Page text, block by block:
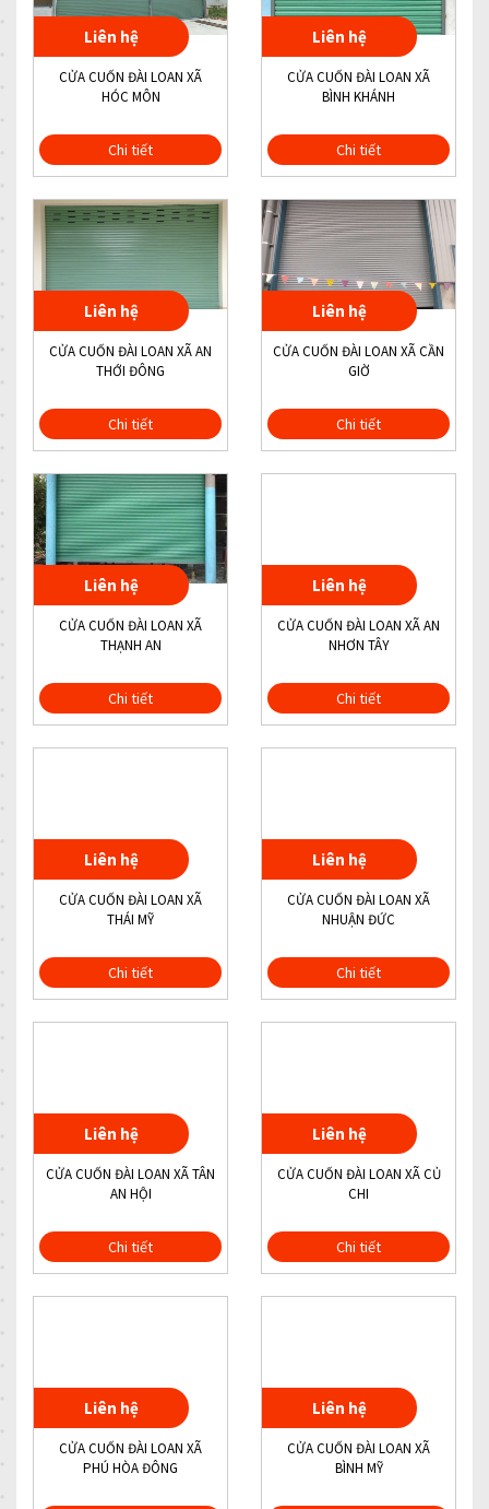
Liên hệ
CỬA CUỐN ĐÀI LOAN XÃ
HÓC MÔN
Chi tiết
Liên hệ
CỬA CUỐN ĐÀI LOAN XÃ
BÌNH KHÁNH
Chi tiết
Liên hệ
CỬA CUỐN ĐÀI LOAN XÃ AN
THỚI ĐÔNG
Chi tiết
Liên hệ
CỬA CUỐN ĐÀI LOAN XÃ CẦN
GIỜ
Chi tiết
Liên hệ
CỬA CUỐN ĐÀI LOAN XÃ
THẠNH AN
Chi tiết
Liên hệ
CỬA CUỐN ĐÀI LOAN XÃ AN
NHƠN TÂY
Chi tiết
Liên hệ
CỬA CUỐN ĐÀI LOAN XÃ
THÁI MỸ
Chi tiết
Liên hệ
CỬA CUỐN ĐÀI LOAN XÃ
NHUẬN ĐỨC
Chi tiết
Liên hệ
CỬA CUỐN ĐÀI LOAN XÃ TÂN
AN HỘI
Chi tiết
Liên hệ
CỬA CUỐN ĐÀI LOAN XÃ CỦ
CHI
Chi tiết
Liên hệ
CỬA CUỐN ĐÀI LOAN XÃ
PHÚ HÒA ĐÔNG
Liên hệ
CỬA CUỐN ĐÀI LOAN XÃ
BÌNH MỸ